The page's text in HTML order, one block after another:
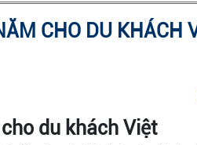
CHO DU KHÁCH
du khách Việt